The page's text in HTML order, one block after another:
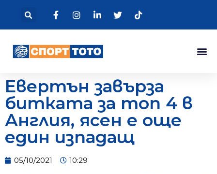
Евертън завърза
битката за топ 4 в
Англия, ясен е още
един изпадащ
05/10/2021 10:29